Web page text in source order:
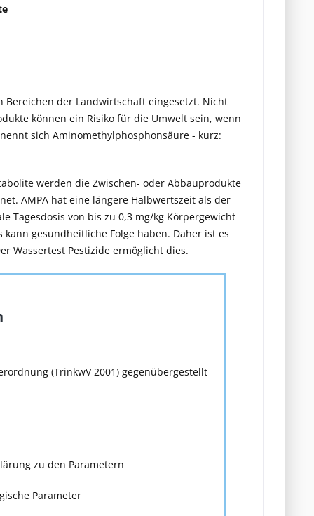
der Landwirtschaft eingesetzt. Nicht
können ein Risiko für die Umwelt sein, wenn
sich Aminomethylphosphonsäure - kurz:
werden die Zwischen- oder Abbauprodukte
AMPA hat eine längere Halbwertszeit als der
Tagesdosis von bis zu 0,3 mg/kg Körpergewicht
gesundheitliche Folge haben. Daher ist es
Wassertest Pestizide ermöglicht dies.
(TrinkwV 2001) gegenübergestellt
zu den Parametern
Parameter